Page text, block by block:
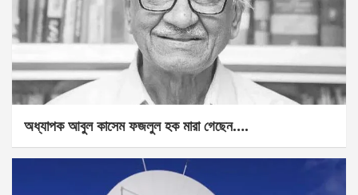
অধ্যাপক আবুল কাসেম ফজলুল হক মারা গেছেন….